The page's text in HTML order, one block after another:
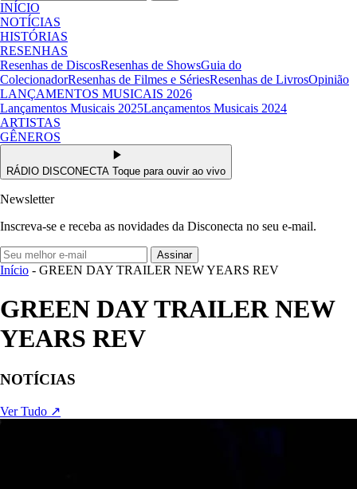
INÍCIO
NOTÍCIAS
HISTÓRIAS
RESENHAS
Resenhas de DiscosResenhas de ShowsGuia do
ColecionadorResenhas de Filmes e SériesResenhas de LivrosOpinião
LANÇAMENTOS MUSICAIS 2026
Lançamentos Musicais 2025Lançamentos Musicais 2024
ARTISTAS
GÊNEROS
RÁDIO DISCONECTA Toque para ouvir ao vivo
Newsletter
Inscreva-se e receba as novidades da Disconecta no seu e-mail.
Assinar
Início - GREEN DAY TRAILER NEW YEARS REV
GREEN DAY TRAILER NEW
YEARS REV
NOTÍCIAS
Ver Tudo ↗